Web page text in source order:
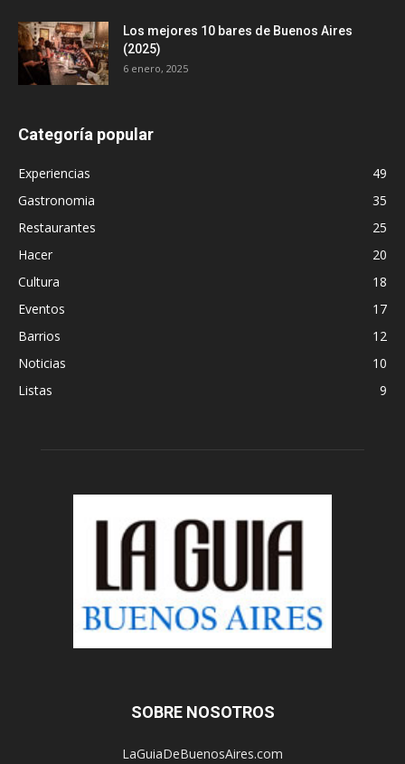
Los mejores 10 bares de Buenos Aires
(2025)
6 enero, 2025
Categoría popular
Experiencias
49
Gastronomia
35
Restaurantes
25
Hacer
20
Cultura
18
Eventos
17
Barrios
12
Noticias
10
Listas
9
SOBRE NOSOTROS
LaGuiaDeBuenosAires.com